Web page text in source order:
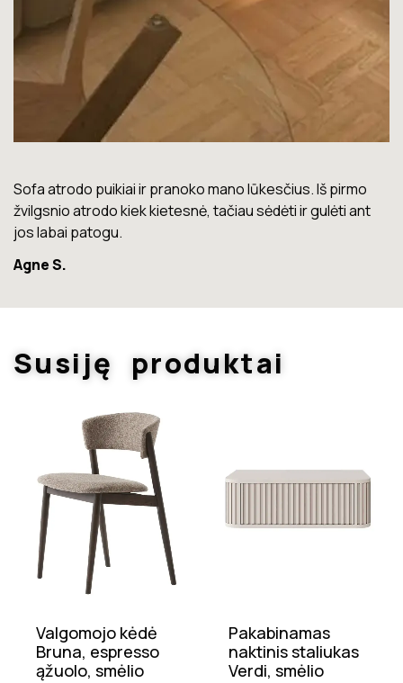
Lova labai gera. Šiuo metu neturiu jokių nusiskundimų.
Marius T.
Susiję produktai
Valgomojo kėdė
Bruna, espresso
ąžuolo, smėlio
Pakabinamas
naktinis staliukas
Verdi, smėlio